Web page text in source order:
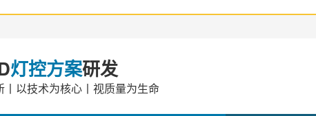
灯控方案研发
丨以技术为核心丨视质量为生命